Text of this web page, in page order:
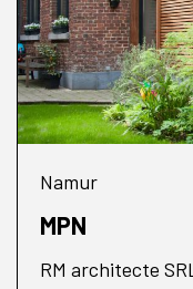
Namur
MPN
RM architecte SRL